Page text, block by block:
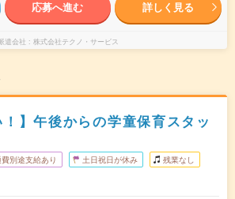
応募へ進む 詳しく見る
遣会社 株式会社テクノ・サービス
！】午後からの学童保育スタッ
費別途支給あり 土日祝日が休み 残業なし